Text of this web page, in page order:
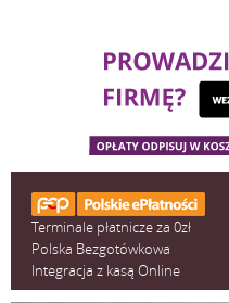
Rodzaj: alfanumeryczna,
zabezpieczająca przed
Liczba klawiszy: 23 w tym 4
Klawisze szybkiej sprzedaży:
trybie "szybka sprzedaż"
Klient: LCD graficzny
novitus_nano-
Skrócona
Novitus Nano Online
Instrukcja obsługi
Online
Terminale płatnicze za 0zł
Polska Bezgotówkowa
Integracja z kasą Online